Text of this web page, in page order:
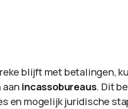
blijft met betalingen,
aan incassobureaus. Dit
en mogelijk juridische